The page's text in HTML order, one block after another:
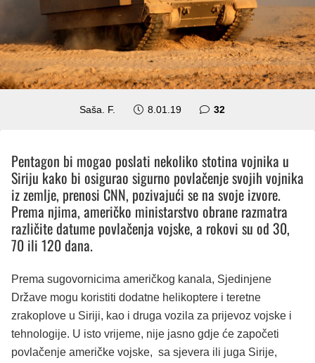
Saša. F. 8.01.19 32komentara
Pentagon bi mogao poslati nekoliko stotina vojnika u
Siriju kako bi osigurao sigurno povlačenje svojih vojnika
iz zemlje, prenosi CNN, pozivajući se na svoje izvore.
Prema njima, američko ministarstvo obrane razmatra
različite datume povlačenja vojske, a rokovi su od 30,
70 ili 120 dana.
Prema sugovornicima američkog kanala, Sjedinjene
Države mogu koristiti dodatne helikoptere i teretne
zrakoplove u Siriji, kao i druga vozila za prijevoz vojske i
tehnologije. U isto vrijeme, nije jasno gdje će započeti
povlačenje američke vojske, sa sjevera ili juga Sirije,